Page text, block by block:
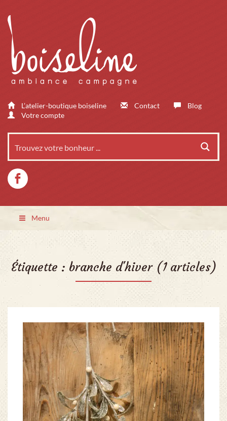
L’atelier-boutique boiseline Contact
Blog
Votre compte
Menu
Étiquette : branche d'hiver(1 articles)